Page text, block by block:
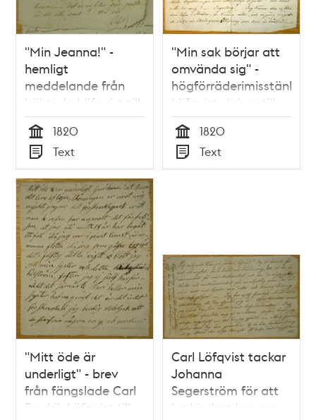
"Min Jeanna!" -
hemligt
meddelande från
häktade Löfqvist till
Johanna
Segerström
Tid
1820
Typ
Text
"Min sak börjar att
omvända sig" -
högförräderimisstänkte
Löfqvist skriver till
Adolf från fängelset
Tid
1820
Typ
Text
"Mitt öde är
underligt" - brev
från fängslade Carl
Fredrik Löfqvist till
Carl Löfqvist tackar
Johanna
Segerström för att
ha hindrat honom